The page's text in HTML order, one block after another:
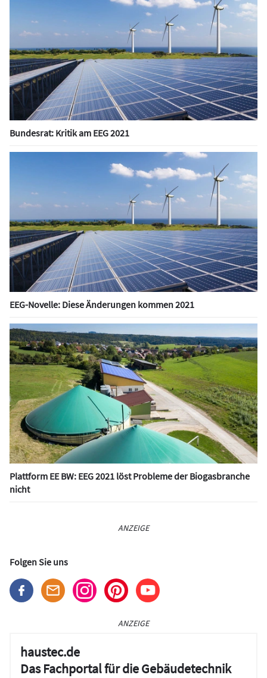
Bundesrat: Kritik am EEG 2021
EEG-Novelle: Diese Änderungen kommen 2021
Plattform EE BW: EEG 2021 löst Probleme der Biogasbranche
nicht
ANZEIGE
Folgen Sie uns
ANZEIGE
haustec.de
Das Fachportal für die Gebäudetechnik